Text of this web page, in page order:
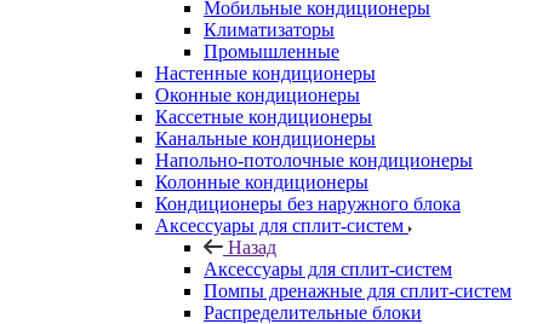
Мобильные кондиционеры
Климатизаторы
Промышленные
Настенные кондиционеры
Оконные кондиционеры
Кассетные кондиционеры
Канальные кондиционеры
Напольно-потолочные кондиционеры
Колонные кондиционеры
Кондиционеры без наружного блока
Аксессуары для сплит-систем
Назад
Аксессуары для сплит-систем
Помпы дренажные для сплит-систем
Распределительные блоки